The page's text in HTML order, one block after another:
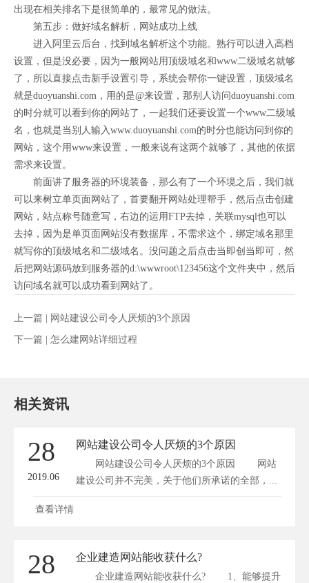
出现在相关排名下是很简单的，最常见的做法。
第五步：做好域名解析，网站成功上线
进入阿里云后台，找到域名解析这个功能。熟行可以进入高档
设置，但是没必要，因为一般网站用顶级域名和www二级域名就够
了，所以直接点击新手设置引导，系统会帮你一键设置，顶级域名
就是duoyuanshi.com，用的是@来设置，那别人访问duoyuanshi.com
的时分就可以看到你的网站了，一起我们还要设置一个www二级域
名，也就是当别人输入www.duoyuanshi.com的时分也能访问到你的
网站，这个用www来设置，一般来说有这两个就够了，其他的依据
需求来设置。
前面讲了服务器的环境装备，那么有了一个环境之后，我们就
可以来树立单页面网站了，首要翻开网站处理帮手，然后点击创建
网站，站点称号随意写，右边的运用FTP去掉，关联mysql也可以
去掉，因为是单页面网站没有数据库，不需求这个，绑定域名那里
就写你的顶级域名和二级域名。没问题之后点击当即创当即可，然
后把网站源码放到服务器的d:\wwwroot\123456这个文件夹中，然后
访问域名就可以成功看到网站了。
上一篇 | 网站建设公司令人厌烦的3个原因
下一篇 | 怎么建网站详细过程
相关资讯
28
2019.06
网站建设公司令人厌烦的3个原因
网站建设公司令人厌烦的3个原因 网站
建设公司并不完美，关于他们所承诺的全部，...
查看详情
28 企业建造网站能收获什么?
企业建造网站能收获什么? 1、能够提升